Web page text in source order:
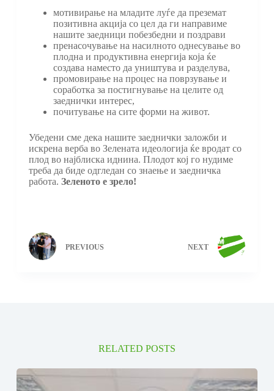
мотивирање на младите луѓе да преземат
позитивна акција со цел да ги направиме
нашите заедници побезбедни и поздрави
пренасочување на насилното однесување во
плодна и продуктивна енергија која ќе
создава наместо да уништува и разделува,
промовирање на процес на поврзување и
соработка за постигнување на целите од
заеднички интерес,
почитување на сите форми на живот.
Убедени сме дека нашите заеднички заложби и
искрена верба во Зелената идеологија ќе вродат со
плод во најблиска иднина. Плодот кој го нудиме
треба да биде одгледан со знаење и заедничка
работа. Зеленото е зрело!
PREVIOUS NEXT
RELATED POSTS